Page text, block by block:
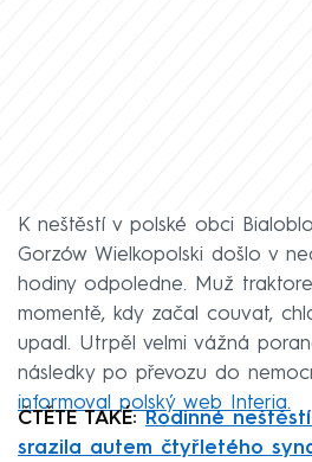
K neštěstí v polské obci
Gorzów Wielkopolski došlo v
hodiny odpoledne. Muž
momentě, kdy začal couvat,
upadl. Utrpěl velmi vážná
následky po převozu do
informoval polský web Interia.
ČTĚTE TAKÉ: Rodinné
srazila autem čtyřletého